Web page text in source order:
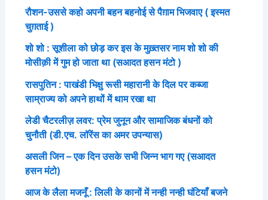
रौशन-उससे कहो अपनी बहन बहनोई से पैग़ाम भिजवाए ( इस्मत
चुग़ताई )
शो शो : सूशीला को छोड़ कर इस के मुख़्तसर नाम शो शो की
मोसीक़ी में गुम हो जाता था (सआदत हसन मंटो )
रासपुतिन : पाखंडी भिक्षु रूसी महारानी के दिल पर कब्जा
साम्राज्य को अपने हाथों में थाम रखा था
लेडी चैटरलीज़ लवर: प्रेम जुनून और सामाजिक बंधनों को
चुनौती (डी.एच. लॉरेंस का अमर उपन्यास)
असली जिन – एक दिन उसके सभी जिन्न भाग गए (सआदत
हसन मंटो)
आज के लैला मजनूँ : लिली के कानों में नन्ही नन्ही घंटियाँ बजने